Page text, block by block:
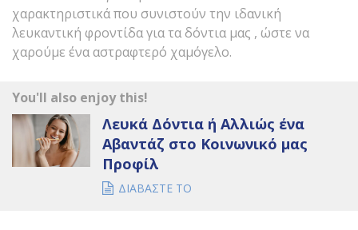
χαρακτηριστικά που συνιστούν την ιδανική
λευκαντική φροντίδα για τα δόντια μας , ώστε να
χαρούμε ένα αστραφτερό χαμόγελο.
You'll also enjoy this!
Λευκά Δόντια ή Αλλιώς ένα
Αβαντάζ στο Κοινωνικό μας
Προφίλ
ΔΙΑΒΑΣΤΕ ΤΟ